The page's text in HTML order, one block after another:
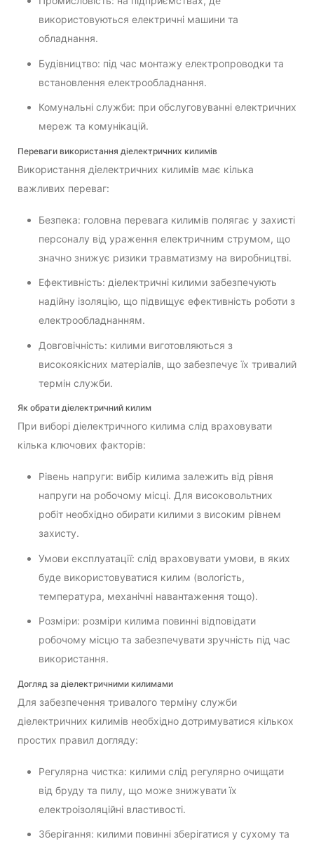
використовуються електричні машини та
обладнання.
Будівництво: під час монтажу електропроводки та
встановлення електрообладнання.
Комунальні служби: при обслуговуванні електричних
мереж та комунікацій.
Переваги використання діелектричних килимів
Використання діелектричних килимів має кілька
важливих переваг:
Безпека: головна перевага килимів полягає у захисті
персоналу від ураження електричним струмом, що
значно знижує ризики травматизму на виробництві.
Ефективність: діелектричні килими забезпечують
надійну ізоляцію, що підвищує ефективність роботи з
електрообладнанням.
Довговічність: килими виготовляються з
високоякісних матеріалів, що забезпечує їх тривалий
термін служби.
Як обрати діелектричний килим
При виборі діелектричного килима слід враховувати
кілька ключових факторів:
Рівень напруги: вибір килима залежить від рівня
напруги на робочому місці. Для високовольтних
робіт необхідно обирати килими з високим рівнем
захисту.
Умови експлуатації: слід враховувати умови, в яких
буде використовуватися килим (вологість,
температура, механічні навантаження тощо).
Розміри: розміри килима повинні відповідати
робочому місцю та забезпечувати зручність під час
використання.
Догляд за діелектричними килимами
Для забезпечення тривалого терміну служби
діелектричних килимів необхідно дотримуватися кількох
простих правил догляду:
Регулярна чистка: килими слід регулярно очищати
від бруду та пилу, що може знижувати їх
електроізоляційні властивості.
Зберігання: килими повинні зберігатися у сухому та